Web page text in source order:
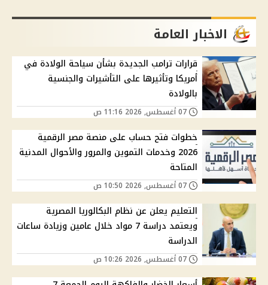
الاخبار العامة
قرارات ترامب الجديدة بشأن سياحة الولادة في
أمريكا وتأثيرها على التأشيرات والجنسية
بالولادة
خطوات فتح حساب على منصة مصر الرقمية
2026 وخدمات التموين والمرور والأحوال المدنية
المتاحة
التعليم يعلن عن نظام البكالوريا المصرية
ويعتمد دراسة 7 مواد خلال عامين وزيادة ساعات
الدراسة